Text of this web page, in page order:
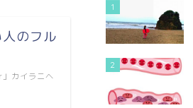
のフル
カイラニヘ
1
2